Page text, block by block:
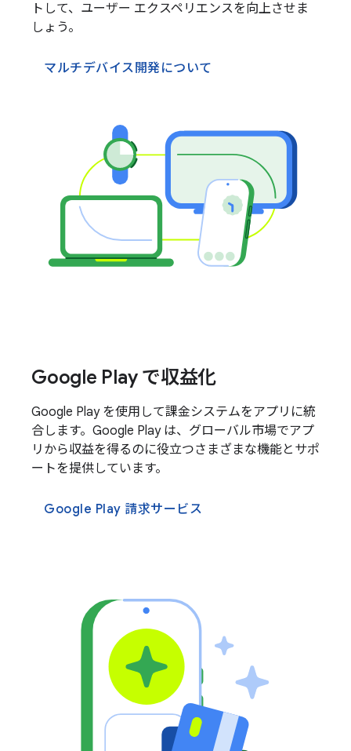
トして、ユーザー エクスペリエンスを向上させま
しょう。
マルチデバイス開発について
Google Play で収益化
Google Play を使用して課金システムをアプリに統
合します。Google Play は、グローバル市場でアプ
リから収益を得るのに役立つさまざまな機能とサポ
ートを提供しています。
Google Play 請求サービス